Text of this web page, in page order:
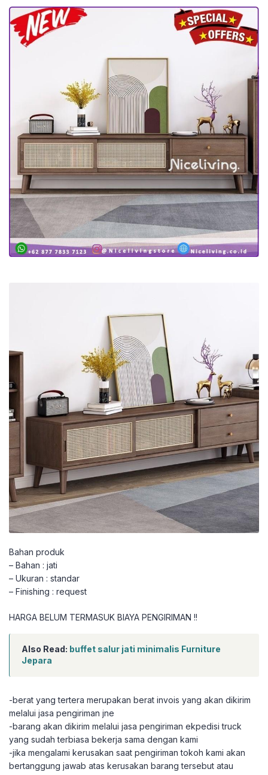
Bahan produk
– Bahan : jati
– Ukuran : standar
– Finishing : request
HARGA BELUM TERMASUK BIAYA PENGIRIMAN !!
Also Read: buffet salur jati minimalis Furniture
Jepara
-berat yang tertera merupakan berat invois yang akan dikirim
melalui jasa pengiriman jne
-barang akan dikirim melalui jasa pengiriman ekpedisi truck
yang sudah terbiasa bekerja sama dengan kami
-jika mengalami kerusakan saat pengiriman tokoh kami akan
bertanggung jawab atas kerusakan barang tersebut atau